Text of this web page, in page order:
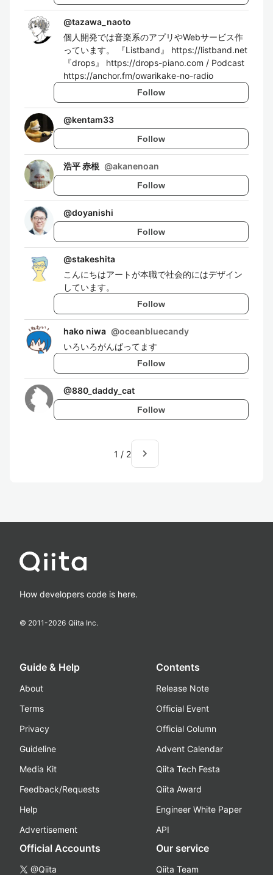
@tazawa_naoto
個人開発では音楽系のアプリやWebサービス作
っています。 『Listband』 https://listband.net
『drops』 https://drops-piano.com / Podcast
https://anchor.fm/owarikake-no-radio
Follow
@kentam33
Follow
浩平 赤根 @akanenoan
Follow
@doyanishi
Follow
@stakeshita
こんにちはアートが本職で社会的にはデザイン
しています。
Follow
hako niwa @oceanbluecandy
いろいろがんばってます
Follow
@880_daddy_cat
Follow
1 / 2 navigate_next
How developers code is here.
© 2011-2026 Qiita Inc.
Guide & Help
About
Terms
Privacy
Guideline
Media Kit
Feedback/Requests
Help
Advertisement
Contents
Release Note
Official Event
Official Column
Advent Calendar
Qiita Tech Festa
Qiita Award
Engineer White Paper
API
Official Accounts
@Qiita
Our service
Qiita Team